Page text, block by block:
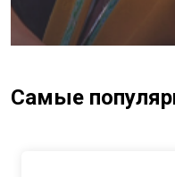
Самые